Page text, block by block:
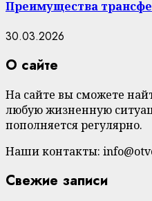
Преимущества
30.03.2026
О сайте
На сайте вы сможете
любую жизненную
пополняется регулярно.
Наши контакты:
Свежие записи